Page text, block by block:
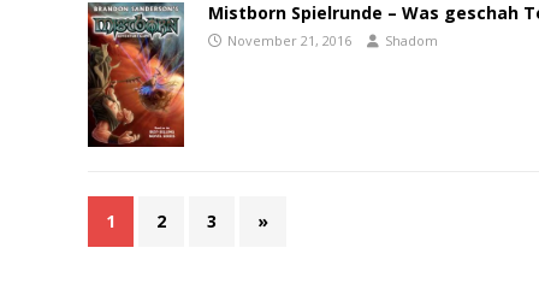
Mistborn Spielrunde – Was geschah
November 21, 2016 Shadom
1 2 3 »